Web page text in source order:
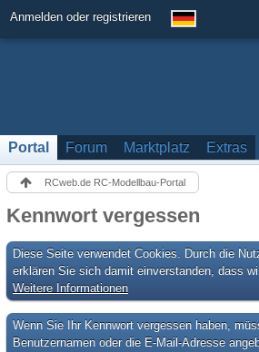
Anmelden oder registrieren
Portal Forum Marktplatz Extras
RCweb.de RC-Modellbau-Portal
Kennwort vergessen
Diese Seite verwendet Cookies. Durch die
erklären Sie sich damit einverstanden, dass
Weitere Informationen
Wenn Sie Ihr Kennwort vergessen haben,
Benutzernamen oder die E-Mail-Adresse